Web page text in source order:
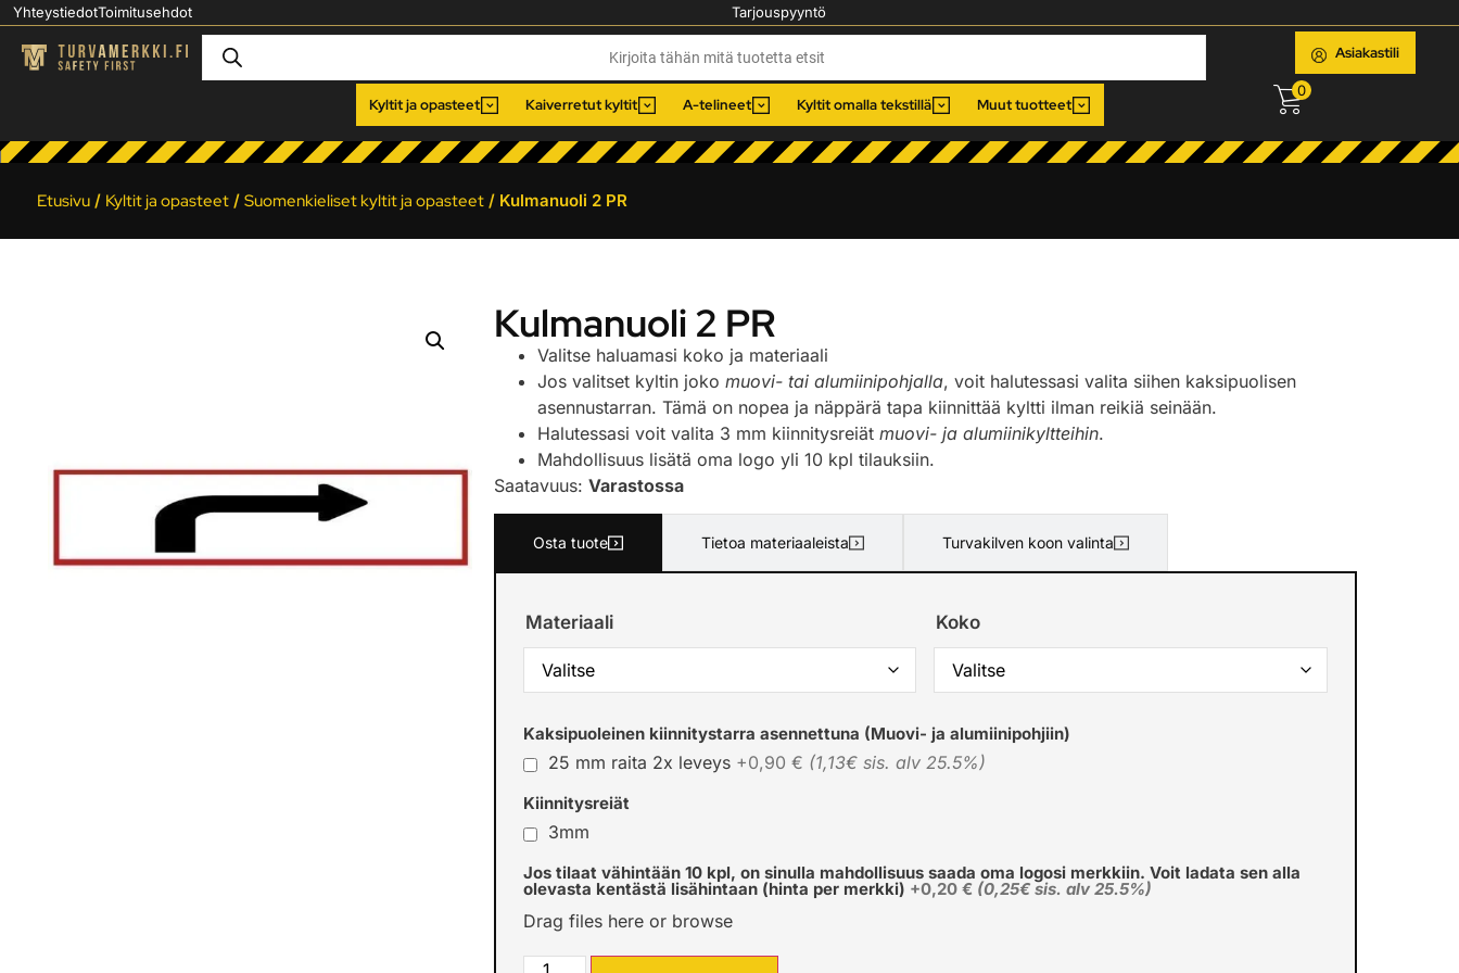
YhteystiedotToimitusehdot Tarjouspyyntö
Kyltit ja opasteet Kaiverretut kyltit A-telineet Kyltit omalla tekstillä Muut tuotteet
Asiakastili
0
Etusivu/ Kyltit ja opasteet/ Suomenkieliset kyltit ja opasteet/ Kulmanuoli 2 PR
Kulmanuoli 2 PR
Valitse haluamasi koko ja materiaali
Jos valitset kyltin joko muovi- tai alumiinipohjalla, voit halutessasi valita siihen kaksipuolisen
asennustarran. Tämä on nopea ja näppärä tapa kiinnittää kyltti ilman reikiä seinään.
Halutessasi voit valita 3 mm kiinnitysreiät muovi- ja alumiinikyltteihin.
Mahdollisuus lisätä oma logo yli 10 kpl tilauksiin.
Saatavuus: Varastossa
Osta tuote Tietoa materiaaleista Turvakilven koon valinta
Materiaali Koko
Kaksipuoleinen kiinnitystarra asennettuna (Muovi- ja alumiinipohjiin)
25 mm raita 2x leveys +0,90 € (1,13€ sis. alv 25.5%)
Kiinnitysreiät
3mm
Jos tilaat vähintään 10 kpl, on sinulla mahdollisuus saada oma logosi merkkiin. Voit ladata sen alla
olevasta kentästä lisähintaan (hinta per merkki) +0,20 € (0,25€ sis. alv 25.5%)
Drag files here or browse